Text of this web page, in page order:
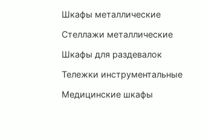
Шкафы металлические
Стеллажи металлические
Шкафы для раздевалок
Тележки инструментальные
Медицинские шкафы